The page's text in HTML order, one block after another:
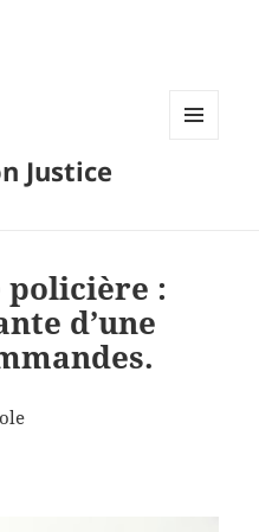
Justice
policière :
d’une